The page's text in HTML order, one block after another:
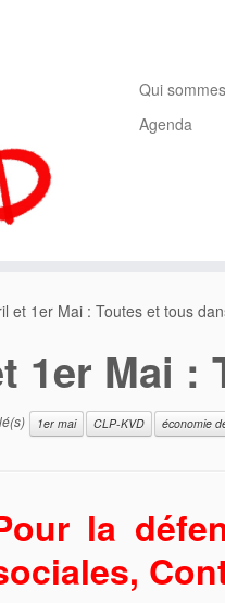
Qui
Agenda
et 1er Mai : Toutes et tous
1er Mai :
1er mai CLP-KVD économie
la